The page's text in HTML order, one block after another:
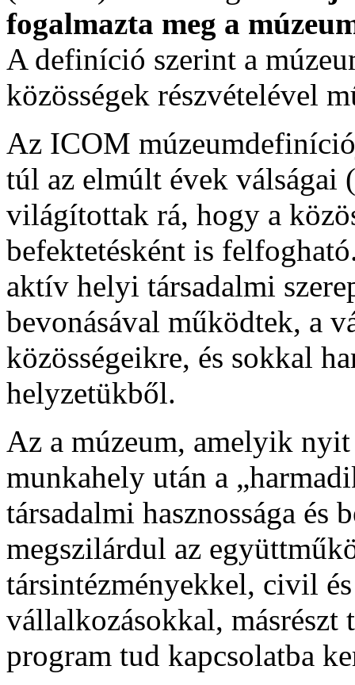
fogalmazta meg a
A definíció szerint a
közösségek részvételével
Az ICOM
túl az elmúlt évek válságai
világítottak rá, hogy a
befektetésként is
aktív helyi társadalmi
bevonásával működtek, a
közösségeikre, és sokkal
helyzetükből.
Az a múzeum, amelyik nyit
munkahely után a
társadalmi hasznossága és
megszilárdul az
társintézményekkel, civil
vállalkozásokkal, másrészt
program tud kapcsolatba